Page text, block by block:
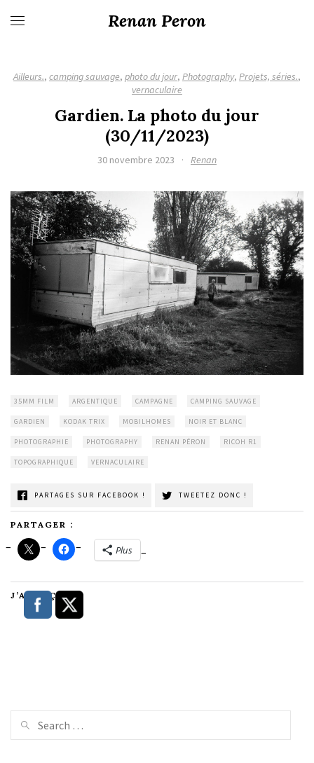
Renan Peron
Ailleurs., camping sauvage, photo du jour, Photography, Projets, séries.,
vernaculaire
Gardien. La photo du jour
(30/11/2023)
30 novembre 2023 · Renan
35MM FILM ARGENTIQUE CAMPAGNE CAMPING SAUVAGE
GARDIEN KODAK TRIX MOBILHOMES NOIR ET BLANC
PHOTOGRAPHIE PHOTOGRAPHY RENAN PÉRON RICOH R1
TOPOGRAPHIQUE VERNACULAIRE
PARTAGES SUR FACEBOOK ! TWEETEZ DONC !
PARTAGER :
Plus
J’AIME ÇA :